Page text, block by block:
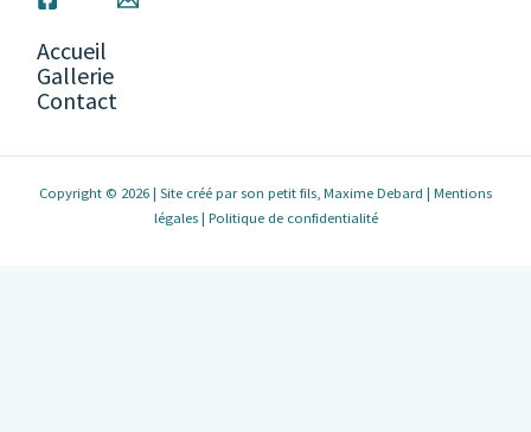
Accueil
Gallerie
Contact
Copyright © 2026 | Site créé par son petit fils, Maxime Debard | Mentions
légales| Politique de confidentialité